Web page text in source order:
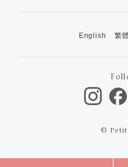
English 繁
© Petit